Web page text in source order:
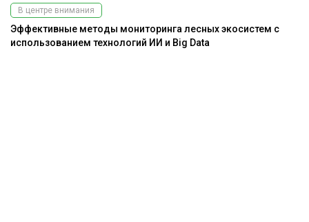
В центре внимания
Эффективные методы мониторинга лесных экосистем с
использованием технологий ИИ и Big Data